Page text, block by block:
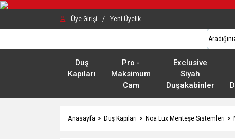
Üye Girişi / Yeni Üyelik
Duş
Kapıları
Pro -
Maksimum
Cam
Exclusive
Siyah
Duşakabinler
Anasayfa Duş Kapıları Noa Lüx Menteşe Sistemleri